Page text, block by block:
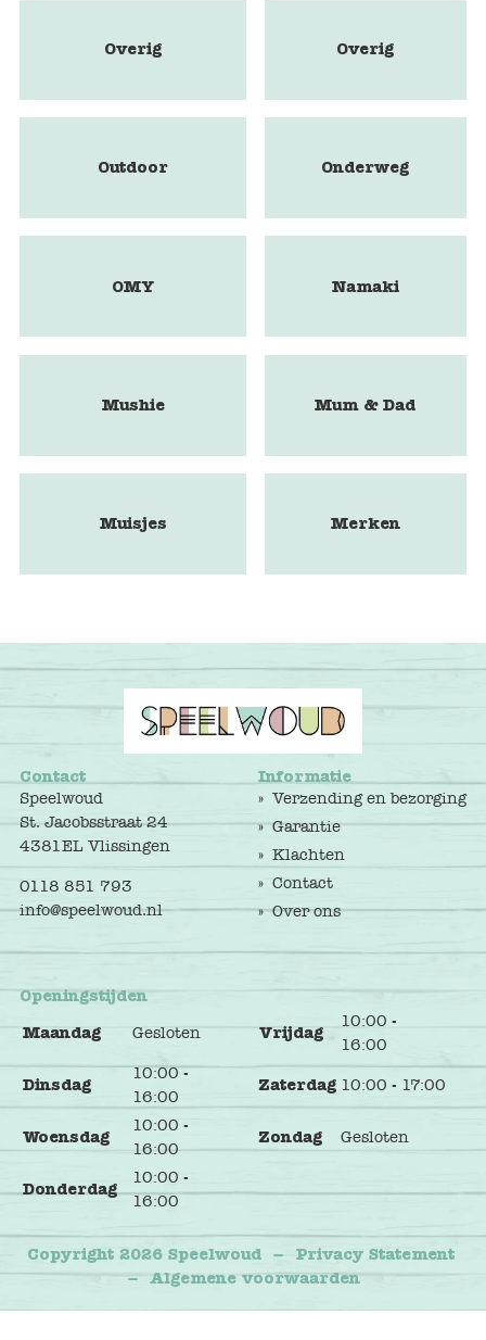
Overig Overig
Outdoor Onderweg
OMY Namaki
Mushie Mum & Dad
Muisjes Merken
Contact
Speelwoud
St. Jacobsstraat 24
4381EL Vlissingen
0118 851 793
info@speelwoud.nl
Informatie
Verzending en bezorging
Garantie
Klachten
Contact
Over ons
Openingstijden
Maandag
Gesloten Vrijdag
10:00 -
16:00
Dinsdag
10:00 -
16:00
Zaterdag 10:00 - 17:00
Woensdag
10:00 -
16:00
Zondag Gesloten
Donderdag
10:00 -
16:00
Copyright 2026 Speelwoud –
Privacy Statement
– Algemene voorwaarden